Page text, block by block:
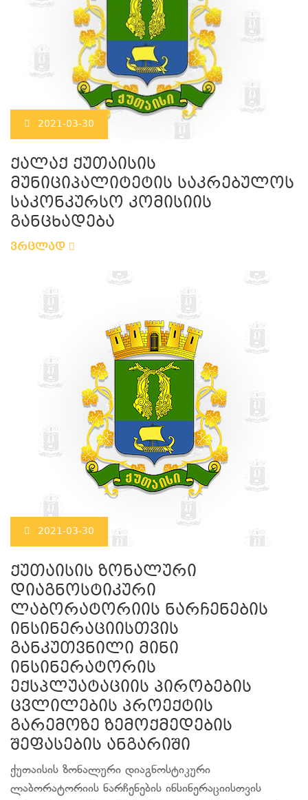
2021-03-30
ქალაქ ქუთაისის
მუნიციპალიტეტის საკრებულოს
საკონკურსო კომისიის
განცხადება
ვრცლად
2021-03-30
ქუთაისის ზონალური
დიაგნოსტიკური
ლაბორატორიის ნარჩენების
ინსინერაციისთვის
განკუთვნილი მინი
ინსინერატორის
ექსპლუატაციის პირობების
ცვლილების პროექტის
გარემოზე ზემოქმედების
შეფასების ანგარიში
ქუთაისის ზონალური დიაგნოსტიკური
ლაბორატორიის ნარჩენების ინსინერაციისთვის